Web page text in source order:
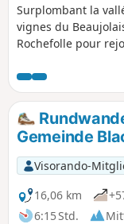
Surplombant la
vignes du
Rochefolle pour
forêt de feuillus et
Saint-Bonnet
Saône et le
Gemeinde
Visorando-
16,06 km
6:15 Std.